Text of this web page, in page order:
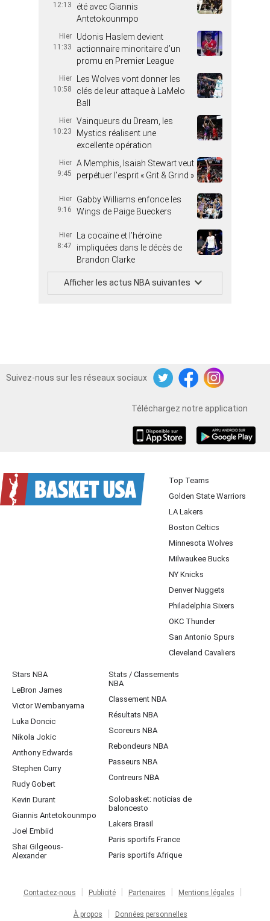
12:13
été avec Giannis
Antetokounmpo
Hier
11:33
Udonis Haslem devient
actionnaire minoritaire d’un
promu en Premier League
Hier
10:58
Les Wolves vont donner les
clés de leur attaque à LaMelo
Ball
Hier
10:23
Vainqueurs du Dream, les
Mystics réalisent une
excellente opération
Hier
9:45
A Memphis, Isaiah Stewart veut
perpétuer l’esprit « Grit & Grind »
Hier
9:16
Gabby Williams enfonce les
Wings de Paige Bueckers
Hier
8:47
La cocaïne et l’héroïne
impliquées dans le décès de
Brandon Clarke
Afficher les actus NBA suivantes
Suivez-nous sur les réseaux sociaux
TwitterFacebookInstagram
Téléchargez notre application
Top Teams
Golden State Warriors
LA Lakers
Boston Celtics
Minnesota Wolves
Milwaukee Bucks
NY Knicks
Denver Nuggets
Philadelphia Sixers
OKC Thunder
San Antonio Spurs
Cleveland Cavaliers
Stars NBA
LeBron James
Victor Wembanyama
Luka Doncic
Nikola Jokic
Anthony Edwards
Stephen Curry
Rudy Gobert
Kevin Durant
Giannis Antetokounmpo
Joel Embiid
Shai Gilgeous-
Alexander
Stats / Classements
NBA
Classement NBA
Résultats NBA
Scoreurs NBA
Rebondeurs NBA
Passeurs NBA
Contreurs NBA
Solobasket: noticias de
baloncesto
Lakers Brasil
Paris sportifs France
Paris sportifs Afrique
Contactez-nous Publicité Partenaires Mentions légales
À propos Données personnelles